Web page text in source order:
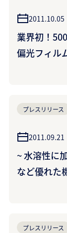
2011.10.05
業界初！
偏光フィル
プレスリリース
2011.09.21
~ 水溶性に
など優れた
プレスリリース